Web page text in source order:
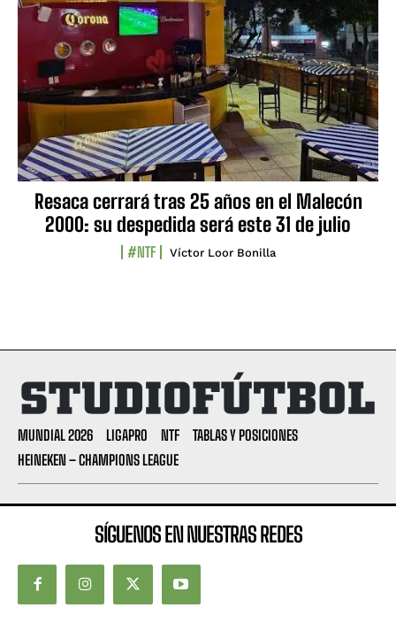
Resaca cerrará tras 25 años en el Malecón
2000: su despedida será este 31 de julio
#NTF Víctor Loor Bonilla
MUNDIAL 2026 LIGAPRO NTF
TABLAS Y POSICIONES
HEINEKEN – CHAMPIONS LEAGUE
SÍGUENOS EN NUESTRAS REDES